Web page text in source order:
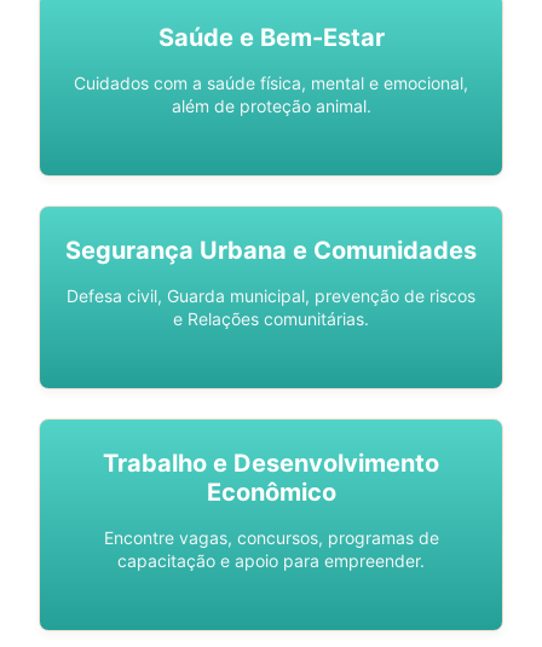
Saúde e Bem-Estar
Cuidados com a saúde física, mental e emocional,
além de proteção animal.
Segurança Urbana e Comunidades
Defesa civil, Guarda municipal, prevenção de riscos
e Relações comunitárias.
Trabalho e Desenvolvimento
Econômico
Encontre vagas, concursos, programas de
capacitação e apoio para empreender.